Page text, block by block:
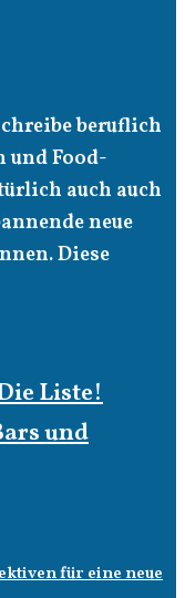
beruflich
und Food-
auch auch
neue
Diese
Liste!
und
für eine neue